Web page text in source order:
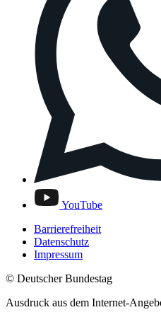
YouTube
Barrierefreiheit
Datenschutz
Impressum
© Deutscher Bundestag
Ausdruck aus dem Internet-